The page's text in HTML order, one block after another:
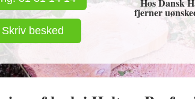
Skriv besked
fjerner